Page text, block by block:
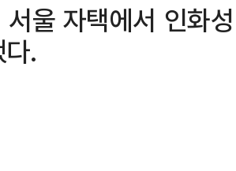
울 자택에서 인화
.